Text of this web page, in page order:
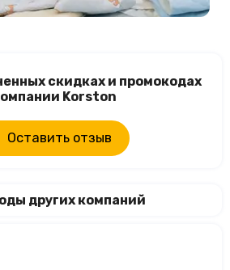
скидках и промокодах
Korston
Оставить отзыв
других компаний